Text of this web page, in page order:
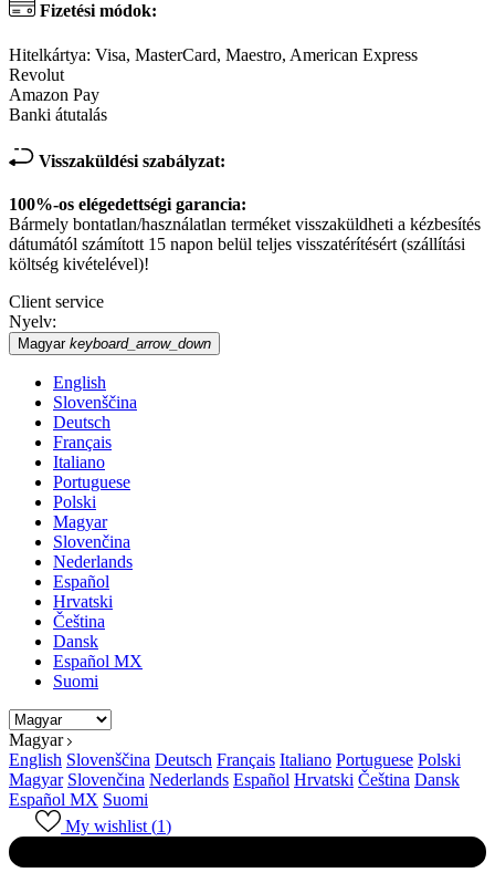
Fizetési módok:
Hitelkártya: Visa, MasterCard, Maestro, American Express
Revolut
Amazon Pay
Banki átutalás
Visszaküldési szabályzat:
100%-os elégedettségi garancia:
Bármely bontatlan/használatlan terméket visszaküldheti a kézbesítés
dátumától számított 15 napon belül teljes visszatérítésért (szállítási
költség kivételével)!
Client service
Nyelv:
Magyar keyboard_arrow_down
English
Slovenščina
Deutsch
Français
Italiano
Portuguese
Polski
Magyar
Slovenčina
Nederlands
Español
Hrvatski
Čeština
Dansk
Español MX
Suomi
Magyar
English Slovenščina Deutsch Français Italiano Portuguese Polski
Magyar Slovenčina Nederlands Español Hrvatski Čeština Dansk
Español MX Suomi
My wishlist (1)